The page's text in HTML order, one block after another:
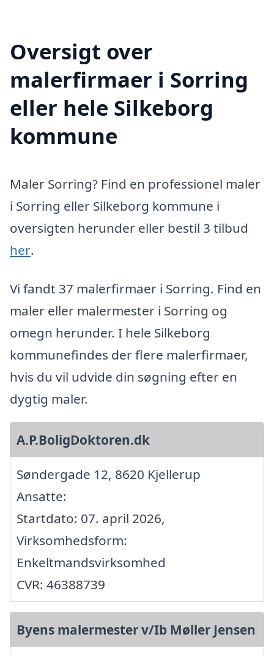
Oversigt over
malerfirmaer i Sorring
eller hele Silkeborg
kommune
Maler Sorring? Find en professionel maler
i Sorring eller Silkeborg kommune i
oversigten herunder eller bestil 3 tilbud
her.
Vi fandt 37 malerfirmaer i Sorring. Find en
maler eller malermester i Sorring og
omegn herunder. I hele Silkeborg
kommunefindes der flere malerfirmaer,
hvis du vil udvide din søgning efter en
dygtig maler.
A.P.BoligDoktoren.dk
Søndergade 12, 8620 Kjellerup
Ansatte:
Startdato: 07. april 2026,
Virksomhedsform:
Enkeltmandsvirksomhed
CVR: 46388739
Byens malermester v/Ib Møller Jensen